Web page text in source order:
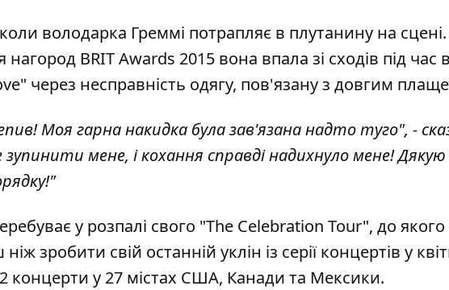
володарка Греммі потрапляє в плутанину на сцені.
нагород BRIT Awards 2015 вона впала зі сходів під
через несправність одягу, пов'язану з довгим
Моя гарна накидка була зав'язана надто туго", -
мене, і кохання справді надихнуло мене! Дякую
у розпалі свого "The Celebration Tour", до якого
зробити свій останній уклін із серії концертів у
концерти у 27 містах США, Канади та Мексики.